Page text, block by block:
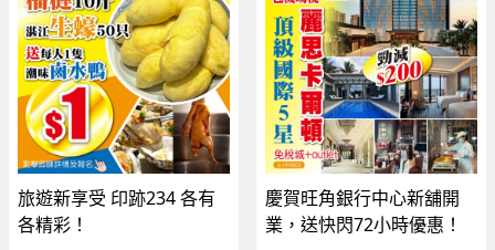
旅遊新享受 印跡234 各有
各精彩！
慶賀旺角銀行中心新舖開
業，送快閃72小時優惠！